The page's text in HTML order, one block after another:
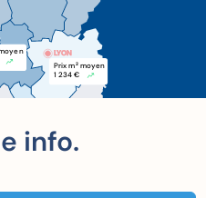
LYON
Prix m2 moyen
1 234 €
info.